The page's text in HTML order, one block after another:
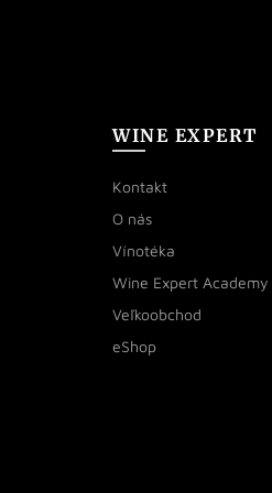
WINE EXPERT
Kontakt
O nás
Vínotéka
Wine Expert Academy
Veľkoobchod
eShop